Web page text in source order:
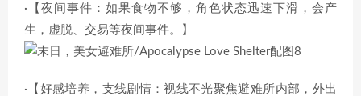
·【夜间事件：如果食物不够，角色状态迅速下滑，会产
生，虚脱、交易等夜间事件。】
·【好感培养，支线剧情：视线不光聚焦避难所内部，外出